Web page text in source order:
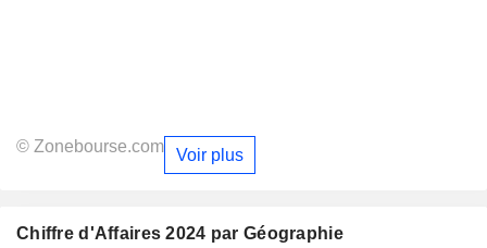
© Zonebourse.com Voir plus
Chiffre d'Affaires 2024 par Géographie